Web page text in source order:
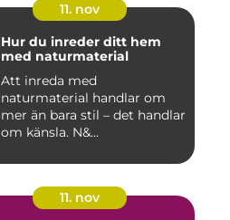
11. nov
Hur du inreder ditt hem
med naturmaterial
Att inreda med
naturmaterial handlar om
mer än bara stil – det handlar
om känsla. N&...
11. nov